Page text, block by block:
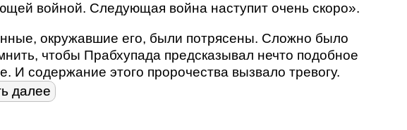
войной. Следующая война наступит очень скоро».
окружавшие его, были потрясены. Сложно было
чтобы Прабхупада предсказывал нечто подобное
И содержание этого пророчества вызвало тревогу.
далее